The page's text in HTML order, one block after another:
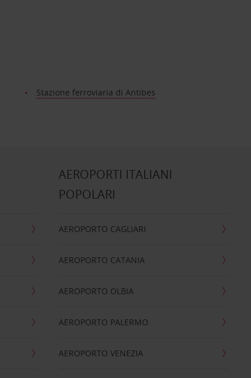
Stazione ferroviaria di Antibes
AEROPORTI ITALIANI
POPOLARI
AEROPORTO CAGLIARI
AEROPORTO CATANIA
AEROPORTO OLBIA
AEROPORTO PALERMO
AEROPORTO VENEZIA